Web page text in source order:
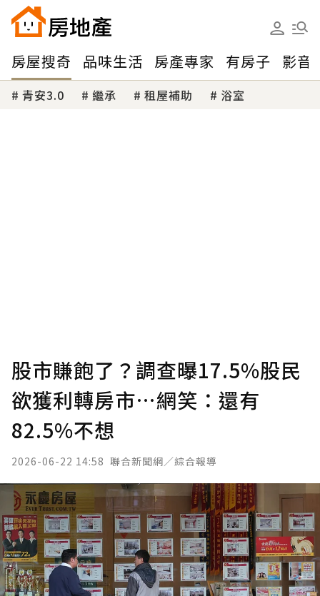
房屋搜奇 品味生活 房產專家 有房子 影音
青安3.0 繼承 租屋補助 浴室
股市賺飽了？調查曝17.5%股民
欲獲利轉房市…網笑：還有
82.5%不想
2026-06-22 14:58 聯合新聞網／綜合報導